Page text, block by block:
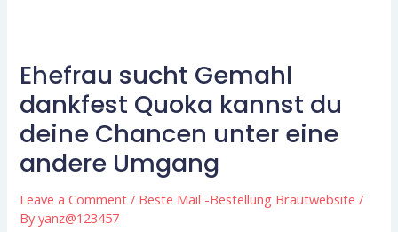
Ehefrau sucht Gemahl
dankfest Quoka kannst du
deine Chancen unter eine
andere Umgang
Leave a Comment / Beste Mail -Bestellung Brautwebsite /
Byyanz@123457
Ehefrau
sucht
Gemahl
dankfest
Quoka
du